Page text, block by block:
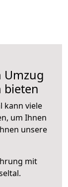
bieten
kann viele
um Ihnen
unsere
mit
.